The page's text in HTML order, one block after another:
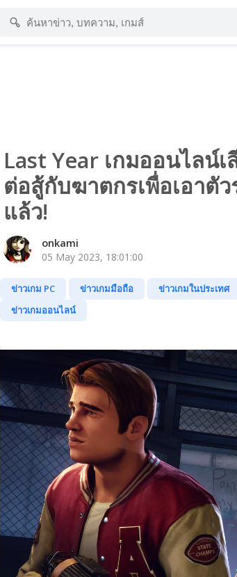
Last Year เกมออนไลน์เ
ต่อสู้กับฆาตกรเพื่อเอาตั
แล้ว!
onkami
05 May 2023, 18:01:00
ข่าวเกม PC ข่าวเกมมือถือ ข่าวเกมในประเทศ
ข่าวเกมออนไลน์